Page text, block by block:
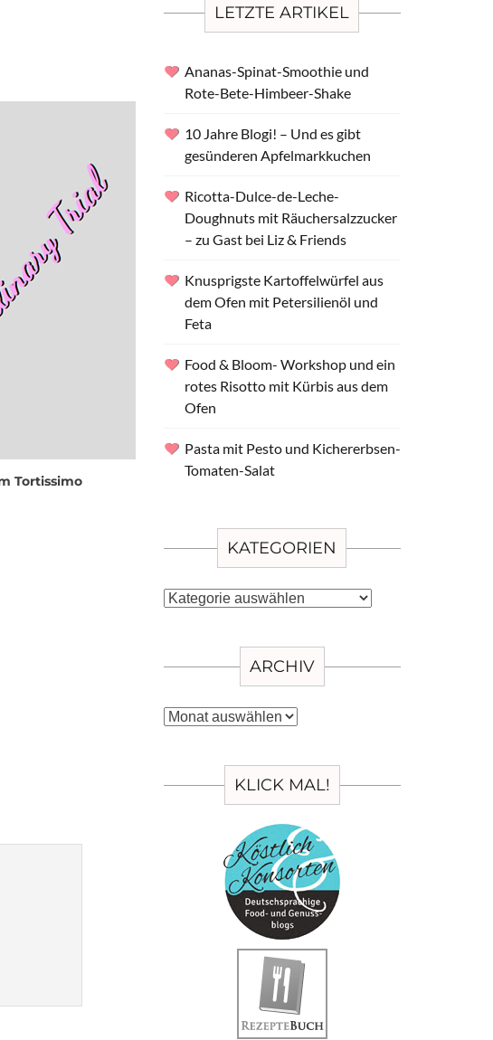
Tortissimo
LETZTE ARTIKEL
Ananas-Spinat-Smoothie und
Rote-Bete-Himbeer-Shake
10 Jahre Blogi! – Und es gibt
gesünderen Apfelmarkkuchen
Ricotta-Dulce-de-Leche-
Doughnuts mit Räuchersalzzucker
– zu Gast bei Liz & Friends
Knusprigste Kartoffelwürfel aus
dem Ofen mit Petersilienöl und
Feta
Food & Bloom- Workshop und ein
rotes Risotto mit Kürbis aus dem
Ofen
Pasta mit Pesto und Kichererbsen-
Tomaten-Salat
KATEGORIEN
Kategorien
ARCHIV
Archiv
KLICK MAL!